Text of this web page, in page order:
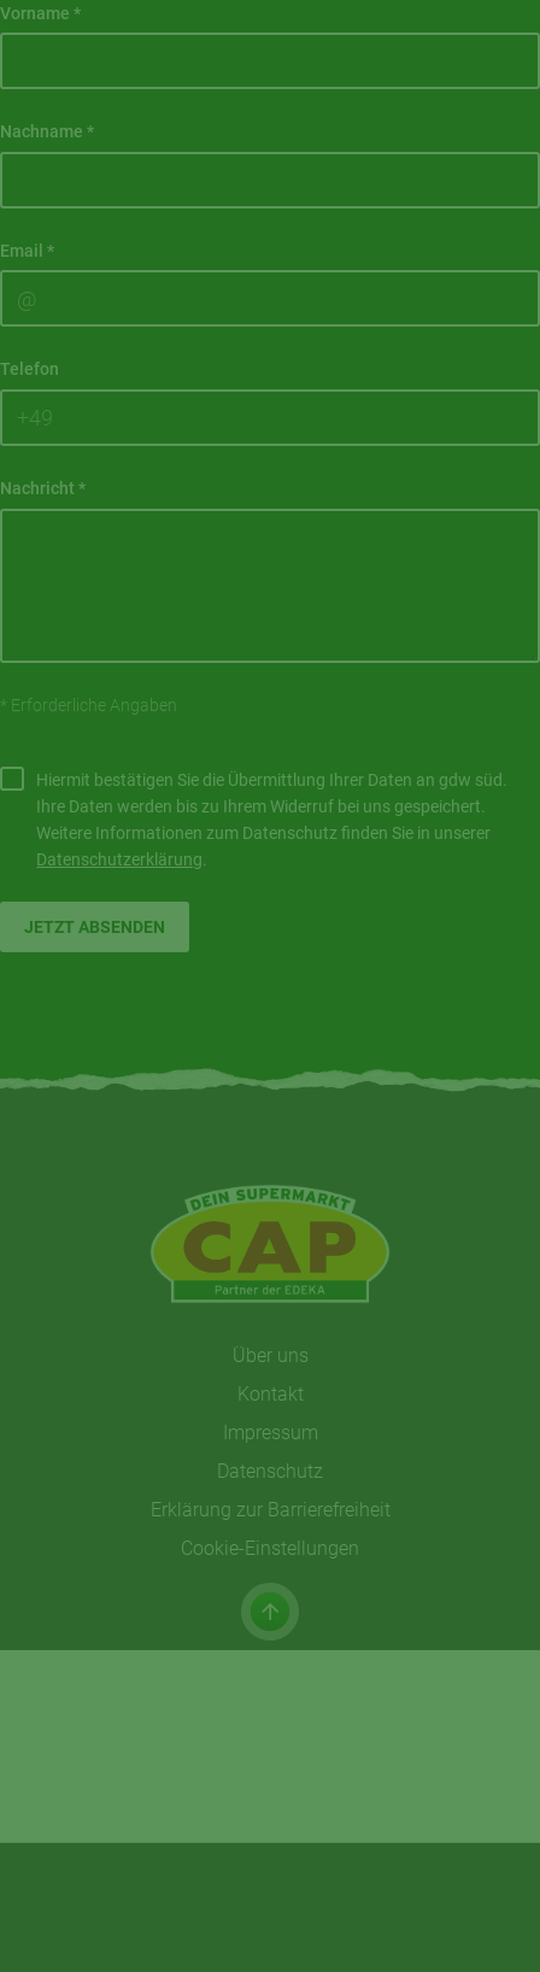
Vorname *
Nachname *
Email *
Telefon
Nachricht *
* Erforderliche Angaben
Hiermit bestätigen Sie die Übermittlung Ihrer Daten an gdw süd.
Ihre Daten werden bis zu Ihrem Widerruf bei uns gespeichert.
Weitere Informationen zum Datenschutz finden Sie in unserer
Datenschutzerklärung
JETZT ABSENDEN
Über uns
Kontakt
Impressum
Datenschutz
Erklärung zur Barrierefreiheit
Cookie-Einstellungen